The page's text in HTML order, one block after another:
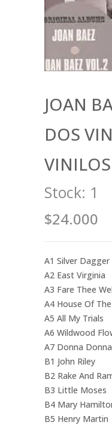
JOAN
DOS
VINILOS
Stock: 1
$24.000
A1 Silver Dagger
A2 East Virginia
A3 Fare Thee
A4 House Of
A5 All My Trials
A6 Wildwood
A7 Donna Donna
B1 John Riley
B2 Rake And
B3 Little Moses
B4 Mary
B5 Henry Martin